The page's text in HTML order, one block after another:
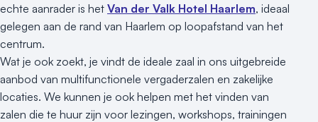
echte aanrader is het Van der Valk Hotel Haarlem, ideaal
gelegen aan de rand van Haarlem op loopafstand van het
centrum.
Wat je ook zoekt, je vindt de ideale zaal in ons uitgebreide
aanbod van multifunctionele vergaderzalen en zakelijke
locaties. We kunnen je ook helpen met het vinden van
zalen die te huur zijn voor lezingen, workshops, trainingen